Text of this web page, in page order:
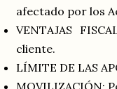
afectado por los
VENTAJAS
cliente.
LÍMITE DE LAS
MOVILIZACIÓN: